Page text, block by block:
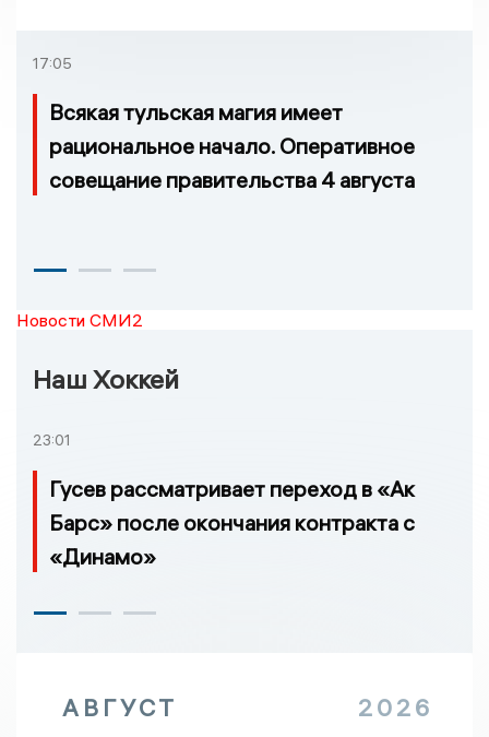
17:05
Всякая тульская магия имеет
рациональное начало. Оперативное
совещание правительства 4 августа
Новости СМИ2
Наш Хоккей
23:01
Гусев рассматривает переход в «Ак
Барс» после окончания контракта с
«Динамо»
АВГУСТ 2026